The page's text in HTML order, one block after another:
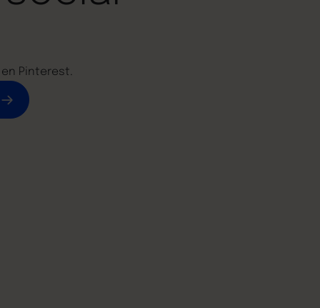
en Pinterest.